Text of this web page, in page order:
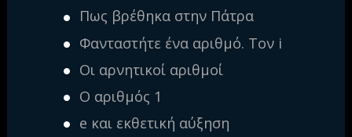
Πως βρέθηκα στην Πάτρα
Φανταστήτε ένα αριθμό. Τον i
Οι αρνητικοί αριθμοί
Ο αριθμός 1
e και εκθετική αύξηση